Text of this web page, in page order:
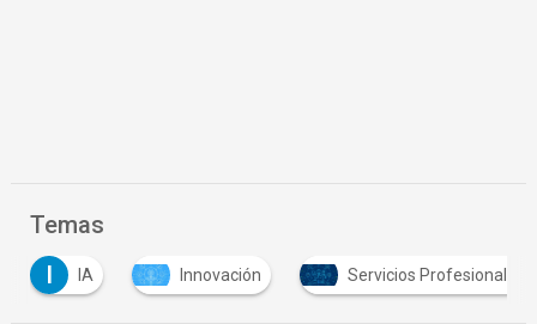
Temas
Innovación Servicios Profesionales